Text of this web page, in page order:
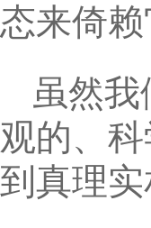
态来倚
虽然我
观的、
到真理